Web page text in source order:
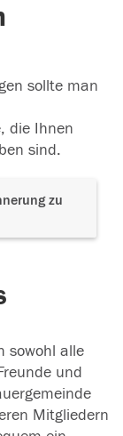
sollte man
die Ihnen
sind.
zu
sowohl alle
und
Mitgliedern